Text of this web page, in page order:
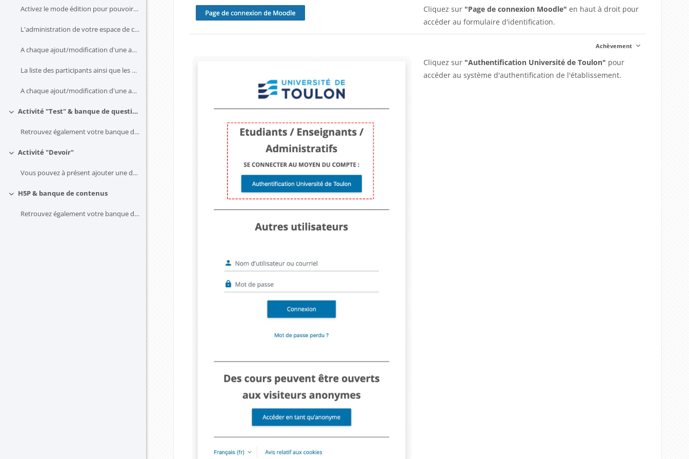
Activez le mode édition pour pouvoir déposer des d...
L'administration de votre espace de cours se fait ...
A chaque ajout/modification d'une activité/ressour...
La liste des participants ainsi que les méthodes d...
A chaque ajout/modification d'une activité/ressour... (copie)
Replier
Activité "Test" & banque de questions
Retrouvez également votre banque de questions l'on...
Replier
Activité "Devoir"
Vous pouvez à présent ajouter une durée limitée po...
Replier
H5P & banque de contenus
Retrouvez également votre banque de contenus l'ong...
Cliquez sur "Page de connexion Moodle" en haut à droit pour
accéder au formulaire d'identification.
Achèvement
Cliquez sur "Authentification Université de Toulon" pour
accéder au système d'authentification de l'établissement.